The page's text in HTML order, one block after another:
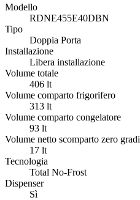
Modello
RDNE455E40DBN
Tipo
Doppia Porta
Installazione
Libera installazione
Volume totale
406 lt
Volume comparto frigorifero
313 lt
Volume comparto congelatore
93 lt
Volume netto scomparto zero gradi
17 lt
Tecnologia
Total No-Frost
Dispenser
Sì